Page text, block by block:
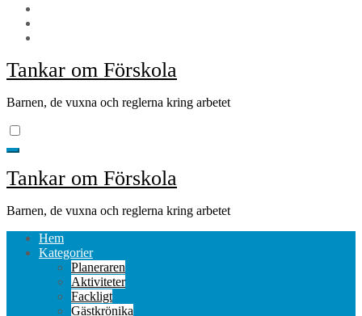
Tankar om Förskola
Barnen, de vuxna och reglerna kring arbetet
Tankar om Förskola
Barnen, de vuxna och reglerna kring arbetet
Hem
Kategorier
Planeraren
Aktiviteter
Fackligt
Gästkrönika